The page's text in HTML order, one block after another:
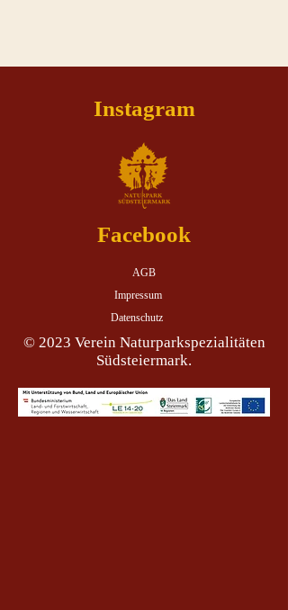
Instagram
Facebook
AGB
Impressum
Datenschutz
© 2023 Verein Naturparkspezialitäten
Südsteiermark.